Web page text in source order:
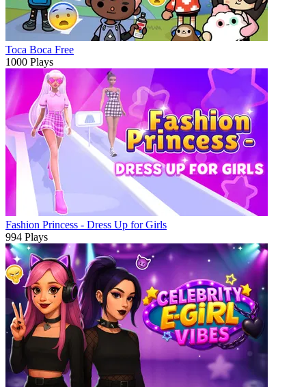
Toca Boca Free
1000 Plays
Fashion Princess - Dress Up for Girls
994 Plays